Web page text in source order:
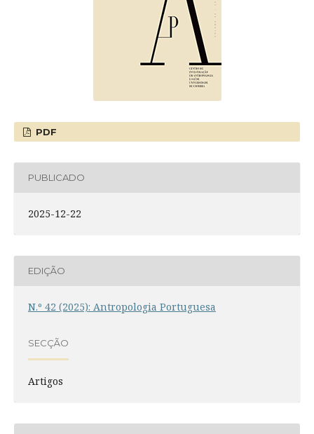
PDF
PUBLICADO
2025-12-22
EDIÇÃO
N.º 42 (2025): Antropologia Portuguesa
SECÇÃO
Artigos